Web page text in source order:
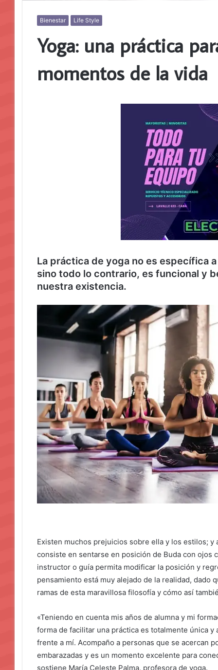
Bienestar Life Style
Yoga: una práctica
momentos de la vida
La práctica de yoga no es específica
sino todo lo contrario, es funcional y
nuestra existencia.
Existen muchos prejuicios sobre ella y los estilos;
consiste en sentarse en posición de Buda con ojos
instructor o guía permita modificar la posición y
pensamiento está muy alejado de la realidad, dado
ramas de esta maravillosa filosofía y cómo así
«Teniendo en cuenta mis años de alumna y mi
forma de facilitar una práctica es totalmente única y
frente a mí. Acompaño a personas que se acercan
embarazadas y es un momento excelente para
sostiene María Celeste Palma, profesora de yoga.